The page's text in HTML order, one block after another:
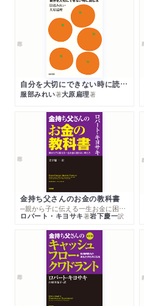
自分を大切にできない時に読む本
服部みれい著大原扁理著
金持ち父さんのお金の教科書
─親から子に伝える一生お金に困らない考え方
ロバート・キヨサキ著岩下慶一訳